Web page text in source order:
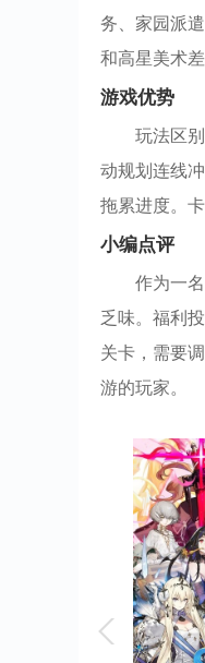
务、家园派
和高星美术
游戏优势
玩法区
动规划连线
拖累进度。
小编点评
作为一
乏味。福利
关卡，需要
游的玩家。